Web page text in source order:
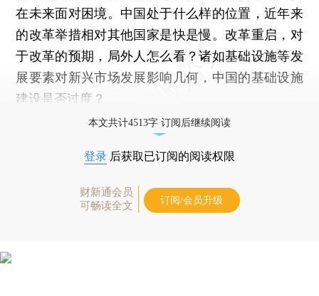
在未来面对困境。中国处于什么样的位置，近年来
的改革举措相对其他国家是快是慢。改革重启，对
于改革的预期，局外人怎么看？诸如基础设施等发
展要素对新兴市场发展影响几何，中国的基础设施
建设是否过度？
本文共计4513字 订阅后继续阅读
登录 后获取已订阅的阅读权限
财新通会员
可畅读全文
订阅/会员升级